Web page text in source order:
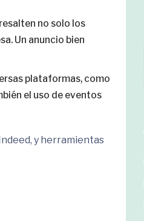
no solo los
Un anuncio bien
plataformas, como
el uso de eventos
y herramientas